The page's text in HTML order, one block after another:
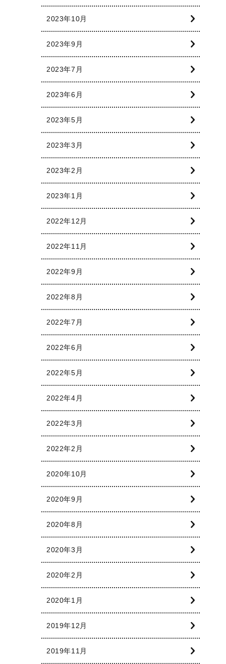
2023年10月
2023年9月
2023年7月
2023年6月
2023年5月
2023年3月
2023年2月
2023年1月
2022年12月
2022年11月
2022年9月
2022年8月
2022年7月
2022年6月
2022年5月
2022年4月
2022年3月
2022年2月
2020年10月
2020年9月
2020年8月
2020年3月
2020年2月
2020年1月
2019年12月
2019年11月